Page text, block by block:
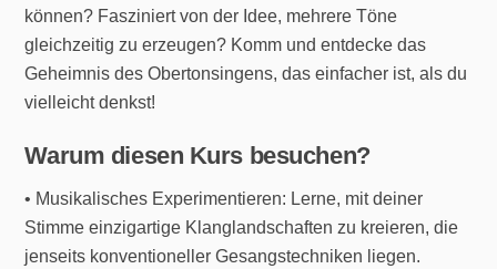
können? Fasziniert von der Idee, mehrere Töne
gleichzeitig zu erzeugen? Komm und entdecke das
Geheimnis des Obertonsingens, das einfacher ist, als du
vielleicht denkst!
Warum diesen Kurs besuchen?
• Musikalisches Experimentieren: Lerne, mit deiner
Stimme einzigartige Klanglandschaften zu kreieren, die
jenseits konventioneller Gesangstechniken liegen.